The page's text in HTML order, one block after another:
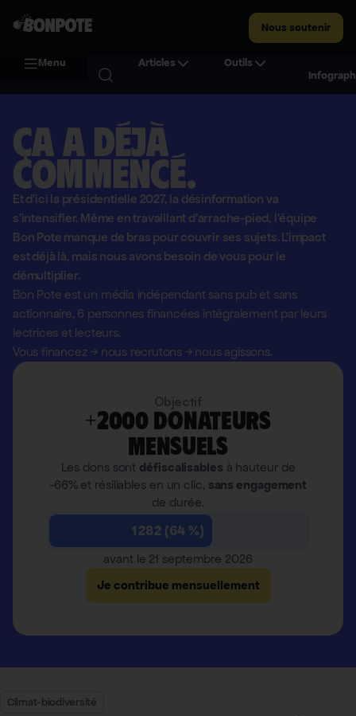
Nous soutenir
Menu Articles
Outils
Ça a déjà
commencé.
Et d'ici la présidentielle 2027, la désinformation va
s'intensifier. Même en travaillant d'arrache-pied, l'équipe
Bon Pote manque de bras pour couvrir ses sujets. L'impact
est déjà là, mais nous avons besoin de vous pour le
démultiplier.
Bon Pote est un média indépendant sans pub et sans
actionnaire, 6 personnes financées intégralement par leurs
lectrices et lecteurs.
Vous financez→ nous recrutons →nous agissons.
+2000 donateurs
mensuels
Les dons sont défiscalisables à hauteur de
-66% et résiliables en un clic, sans engagement
de durée.
1 282 (64 %)
avant le 21 septembre 2026
Je contribue mensuellement
Climat-biodiversité